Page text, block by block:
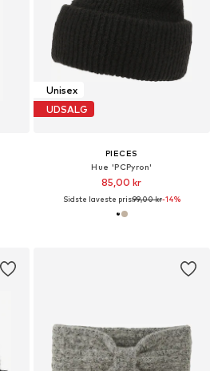
Unisex
UDSALG
PIECES
Hue 'PCPyron'
85,00 kr
Sidste laveste pris:99,00 kr-14%